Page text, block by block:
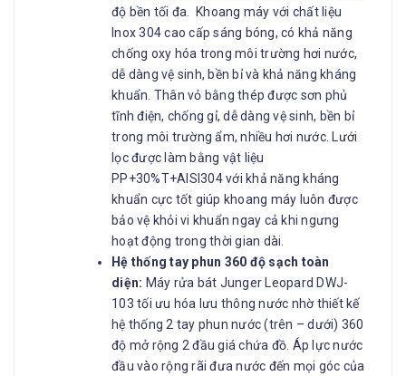
độ bền tối đa. Khoang máy với chất liệu
Inox 304 cao cấp sáng bóng, có khả năng
chống oxy hóa trong môi trường hơi nước,
dễ dàng vệ sinh, bền bỉ và khả năng kháng
khuẩn. Thân vỏ bằng thép được sơn phủ
tĩnh điện, chống gỉ, dễ dàng vệ sinh, bền bỉ
trong môi trường ẩm, nhiều hơi nước. Lưới
lọc được làm bằng vật liệu
PP+30%T+AISI304 với khả năng kháng
khuẩn cực tốt giúp khoang máy luôn được
bảo vệ khỏi vi khuẩn ngay cả khi ngưng
hoạt động trong thời gian dài.
Hệ thống tay phun 360 độ sạch toàn
diện: Máy rửa bát Junger Leopard DWJ-
103 tối ưu hóa lưu thông nước nhờ thiết kế
hệ thống 2 tay phun nước (trên – dưới) 360
độ mở rộng 2 đầu giá chứa đồ. Áp lực nước
đầu vào rộng rãi đưa nước đến mọi góc của